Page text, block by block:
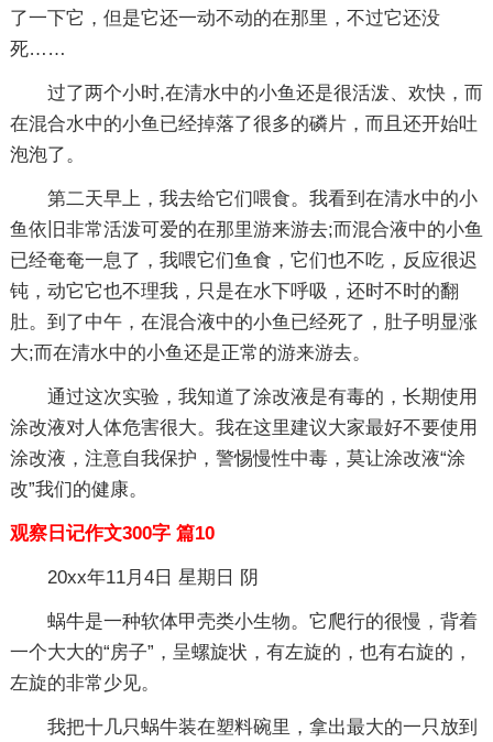
了一下它，但是它还一动不动的在那里，不过它还没
死……
过了两个小时,在清水中的小鱼还是很活泼、欢快，而
在混合水中的小鱼已经掉落了很多的磷片，而且还开始吐
泡泡了。
第二天早上，我去给它们喂食。我看到在清水中的小
鱼依旧非常活泼可爱的在那里游来游去;而混合液中的小鱼
已经奄奄一息了，我喂它们鱼食，它们也不吃，反应很迟
钝，动它它也不理我，只是在水下呼吸，还时不时的翻
肚。到了中午，在混合液中的小鱼已经死了，肚子明显涨
大;而在清水中的小鱼还是正常的游来游去。
通过这次实验，我知道了涂改液是有毒的，长期使用
涂改液对人体危害很大。我在这里建议大家最好不要使用
涂改液，注意自我保护，警惕慢性中毒，莫让涂改液“涂
改”我们的健康。
观察日记作文300字 篇10
20xx年11月4日 星期日 阴
蜗牛是一种软体甲壳类小生物。它爬行的很慢，背着
一个大大的“房子”，呈螺旋状，有左旋的，也有右旋的，
左旋的非常少见。
我把十几只蜗牛装在塑料碗里，拿出最大的一只放到